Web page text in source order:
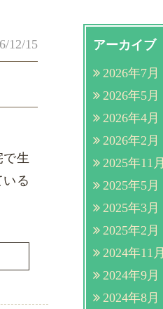
12/15
生
る
アーカイブ
2026年7月
2026年5月
2026年4月
2026年2月
2025年11月
2025年5月
2025年3月
2025年2月
2024年11月
2024年9月
2024年8月